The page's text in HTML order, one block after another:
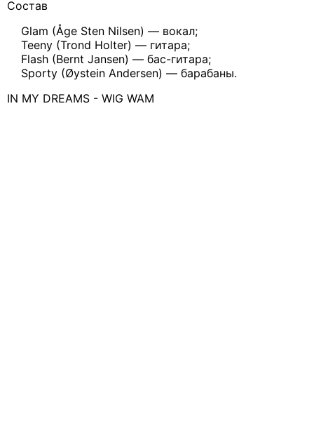
Состав
Glam (Åge Sten Nilsen) — вокал;
Teeny (Trond Holter) — гитара;
Flash (Bernt Jansen) — бас-гитара;
Sporty (Øystein Andersen) — барабаны.
IN MY DREAMS - WIG WAM